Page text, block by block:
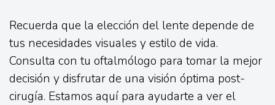
Recuerda que la elección del lente depende de
tus necesidades visuales y estilo de vida.
Consulta con tu oftalmólogo para tomar la mejor
decisión y disfrutar de una visión óptima post-
cirugía. Estamos aquí para ayudarte a ver el